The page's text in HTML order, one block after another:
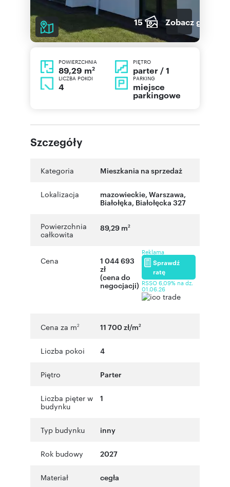
15 Zobacz galerię
POWIERZCHNIA
89,29 m2
PIĘTRO
parter / 1
LICZBA POKOI
4
PARKING
miejsce
parkingowe
Szczegóły
Kategoria Mieszkania na sprzedaż
Lokalizacja mazowieckie, Warszawa,
Białołęka, Białołęcka 327
Powierzchnia
całkowita
89,29 m2
Cena
1 044 693
zł
(cena do
negocjacji)
Reklama
Sprawdź
ratę
RSSO 6,09% na dz.
01.06.26
Cena za m2 11 700 zł/m2
Liczba pokoi 4
Piętro Parter
Liczba pięter w
budynku
1
Typ budynku inny
Rok budowy 2027
Materiał cegła